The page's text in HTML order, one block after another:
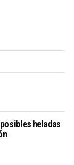
heladas